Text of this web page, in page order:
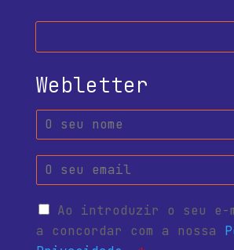
Webletter
Ao introduzir o seu
a concordar com a nossa